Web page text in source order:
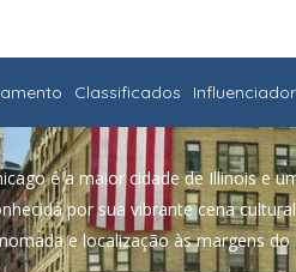
Classificados
é a maior cidade de Illinois e
por sua vibrante cena
e localização às margens do